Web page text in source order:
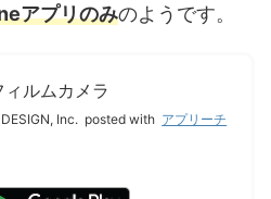
アプリのみのようです。
ルムカメラ
Inc. posted with アプリーチ